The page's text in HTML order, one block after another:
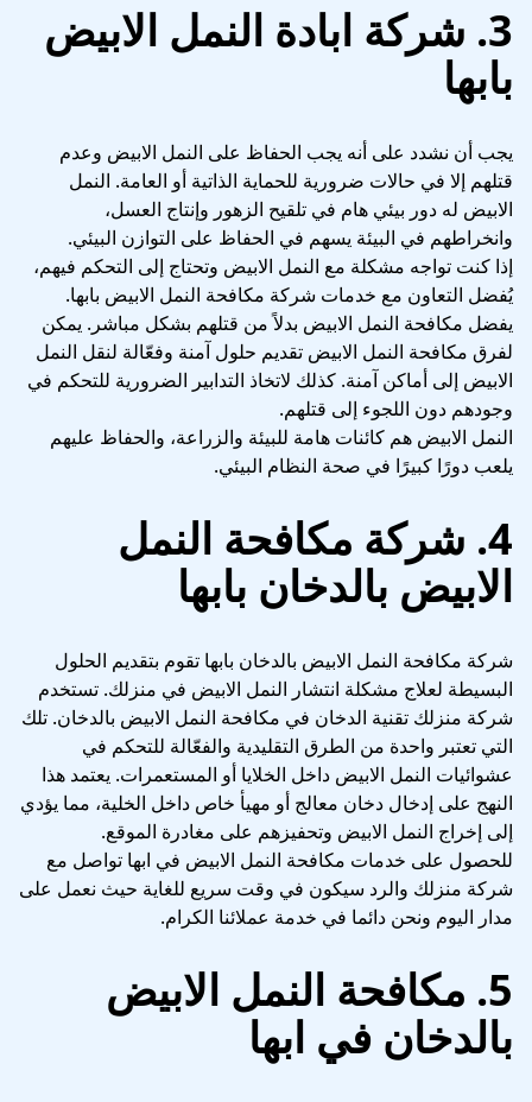
3. شركة ابادة النمل الابيض
بابها
يجب أن نشدد على أنه يجب الحفاظ على النمل الابيض وعدم
قتلهم إلا في حالات ضرورية للحماية الذاتية أو العامة. النمل
الابيض له دور بيئي هام في تلقيح الزهور وإنتاج العسل،
وانخراطهم في البيئة يسهم في الحفاظ على التوازن البيئي.
إذا كنت تواجه مشكلة مع النمل الابيض وتحتاج إلى التحكم فيهم،
يُفضل التعاون مع خدمات شركة مكافحة النمل الابيض بابها.
يفضل مكافحة النمل الابيض بدلاً من قتلهم بشكل مباشر. يمكن
لفرق مكافحة النمل الابيض تقديم حلول آمنة وفعّالة لنقل النمل
الابيض إلى أماكن آمنة. كذلك لاتخاذ التدابير الضرورية للتحكم في
وجودهم دون اللجوء إلى قتلهم.
النمل الابيض هم كائنات هامة للبيئة والزراعة، والحفاظ عليهم
يلعب دورًا كبيرًا في صحة النظام البيئي.
4. شركة مكافحة النمل
الابيض بالدخان بابها
شركة مكافحة النمل الابيض بالدخان بابها تقوم بتقديم الحلول
البسيطة لعلاج مشكلة انتشار النمل الابيض في منزلك. تستخدم
شركة منزلك تقنية الدخان في مكافحة النمل الابيض بالدخان. تلك
التي تعتبر واحدة من الطرق التقليدية والفعّالة للتحكم في
عشوائيات النمل الابيض داخل الخلايا أو المستعمرات. يعتمد هذا
النهج على إدخال دخان معالج أو مهيأ خاص داخل الخلية، مما يؤدي
إلى إخراج النمل الابيض وتحفيزهم على مغادرة الموقع.
للحصول على خدمات مكافحة النمل الابيض في ابها تواصل مع
شركة منزلك والرد سيكون في وقت سريع للغاية حيث نعمل على
مدار اليوم ونحن دائما في خدمة عملائنا الكرام.
5. مكافحة النمل الابيض
بالدخان في ابها